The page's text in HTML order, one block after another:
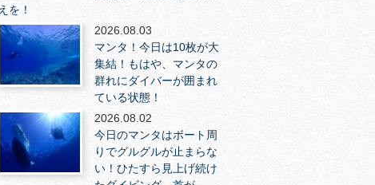
えを！
2026.08.03
マンタ！今日は10枚が大
集結！もはや、マンタの
群れにダイバーが囲まれ
ている状態！
2026.08.02
今日のマンタはボート周
りでグルグルが止まらな
い！ひたすら見上げ続け